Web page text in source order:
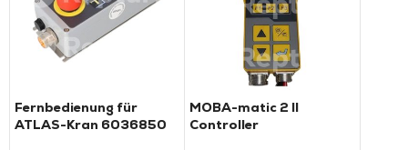
Fernbedienung für
ATLAS-Kran 6036850
MOBA-matic 2 II
Controller